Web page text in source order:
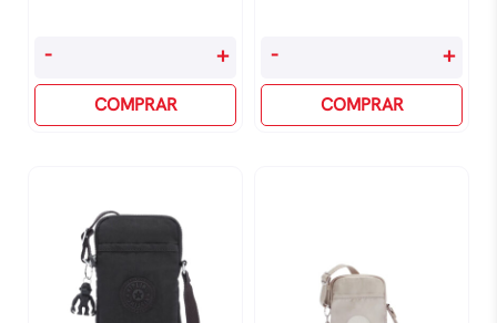
Bolsa
Ombro
Infinite
quantidade
- +
COMPRAR
Bolsa
Ombro
quantidade
- +
COMPRAR